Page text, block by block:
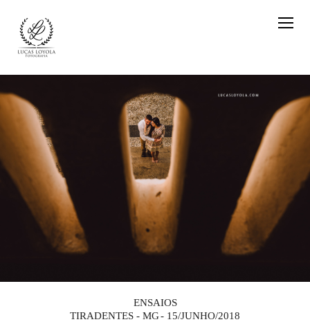
ENSAIOS
TIRADENTES - MG
15/JUNHO/2018